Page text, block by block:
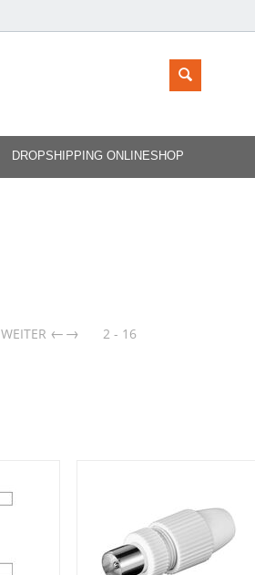
DROPSHIPPING ONLINESHOP
WEITER → 2 - 16